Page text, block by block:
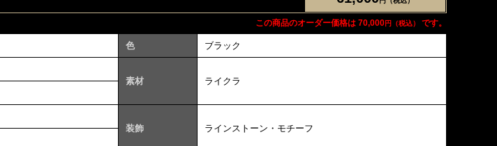
この商品のオーダー価格は 70,000円（税込） です。
色 ブラック
素材
ライクラ
装飾
ラインストーン・モチーフ